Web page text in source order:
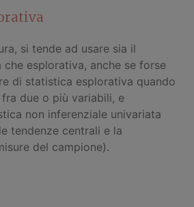
si tende ad usare sia il
esplorativa, anche se forse
di statistica esplorativa quando
due o più variabili, e
non inferenziale univariata
tendenze centrali e la
del campione).